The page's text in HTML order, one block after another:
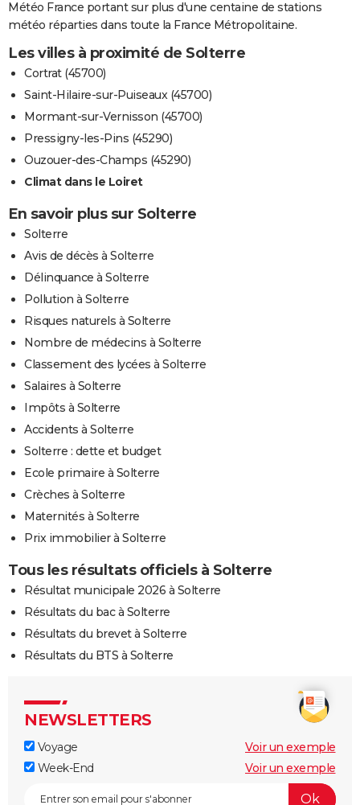
Météo France portant sur plus d'une centaine de stations
météo réparties dans toute la France Métropolitaine.
Les villes à proximité de Solterre
Cortrat (45700)
Saint-Hilaire-sur-Puiseaux (45700)
Mormant-sur-Vernisson (45700)
Pressigny-les-Pins (45290)
Ouzouer-des-Champs (45290)
Climat dans le Loiret
En savoir plus sur Solterre
Solterre
Avis de décès à Solterre
Délinquance à Solterre
Pollution à Solterre
Risques naturels à Solterre
Nombre de médecins à Solterre
Classement des lycées à Solterre
Salaires à Solterre
Impôts à Solterre
Accidents à Solterre
Solterre : dette et budget
Ecole primaire à Solterre
Crèches à Solterre
Maternités à Solterre
Prix immobilier à Solterre
Tous les résultats officiels à Solterre
Résultat municipale 2026 à Solterre
Résultats du bac à Solterre
Résultats du brevet à Solterre
Résultats du BTS à Solterre
NEWSLETTERS
Voyage
Voir un exemple
Week-End
Voir un exemple